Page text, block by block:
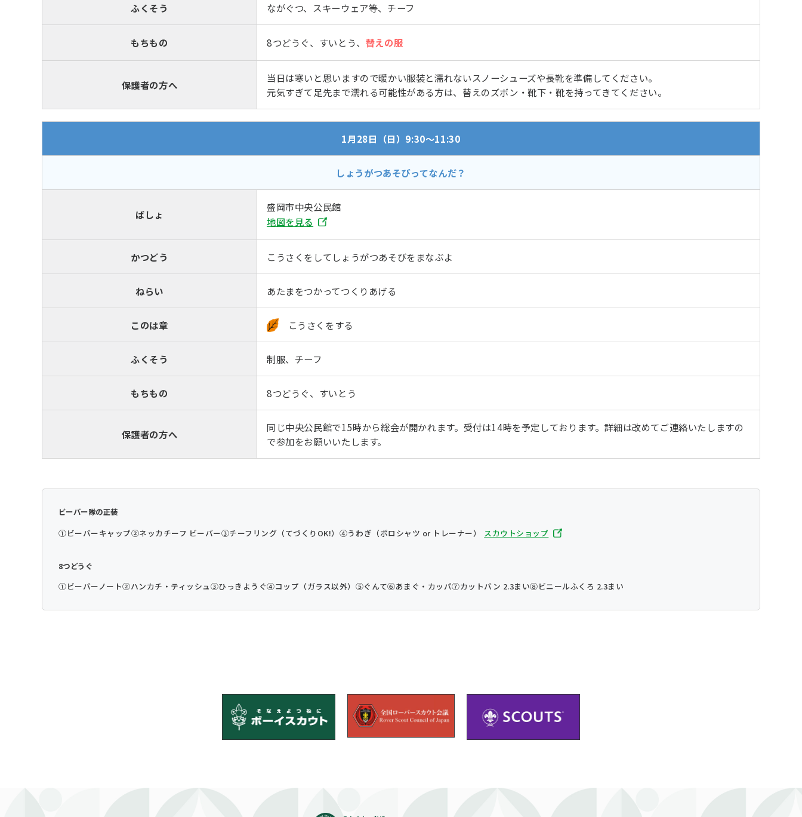
ふくそう ながぐつ、スキーウェア等、チーフ
もちもの 8つどうぐ、すいとう、 替えの服
保護者の方へ
当日は寒いと思いますので暖かい服装と濡れないスノーシューズや長靴を準備してください。
元気すぎて足先まで濡れる可能性がある方は、替えのズボン・靴下・靴を持ってきてください。
1月28日（日）9:30～11:30
しょうがつあそびってなんだ？
ばしょ
盛岡市中央公民館
地図を見る
かつどう こうさくをしてしょうがつあそびをまなぶよ
ねらい あたまをつかってつくりあげる
このは章 こうさくをする
ふくそう 制服、チーフ
もちもの 8つどうぐ、すいとう
保護者の方へ
同じ中央公民館で15時から総会が開かれます。受付は14時を予定しております。詳細は改めてご連絡いたしますの
で参加をお願いいたします。
ビーバー隊の正装
①ビーバーキャップ②ネッカチーフ ビーバー③チーフリング（てづくりOK!） ④うわぎ（ポロシャツ or トレーナー） スカウトショップ
8つどうぐ
①ビーバーノート②ハンカチ・ティッシュ③ひっきようぐ④コップ（ガラス以外） ⑤ぐんて⑥あまぐ・カッパ⑦カットバン 2.3まい⑧ビニールふくろ 2.3まい